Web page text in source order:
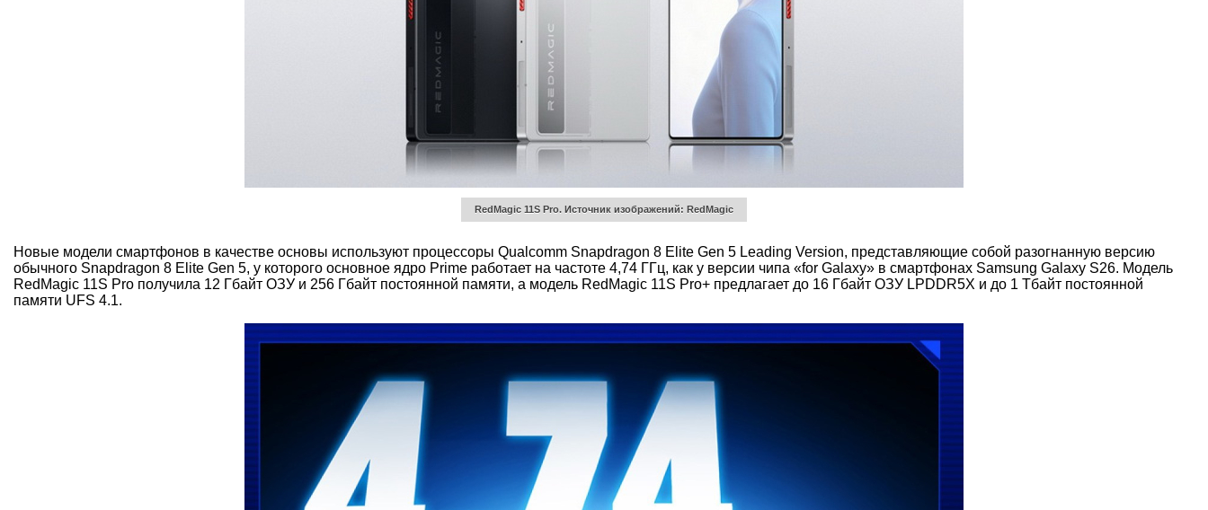
RedMagic 11S Pro. Источник изображений: RedMagic
Новые модели смартфонов в качестве основы используют процессоры Qualcomm Snapdragon 8 Elite Gen 5 Leading Version, представляющие собой разогнанную версию
обычного Snapdragon 8 Elite Gen 5, у которого основное ядро Prime работает на частоте 4,74 ГГц, как у версии чипа «for Galaxy» в смартфонах Samsung Galaxy S26. Модель
RedMagic 11S Pro получила 12 Гбайт ОЗУ и 256 Гбайт постоянной памяти, а модель RedMagic 11S Pro+ предлагает до 16 Гбайт ОЗУ LPDDR5X и до 1 Тбайт постоянной
памяти UFS 4.1.